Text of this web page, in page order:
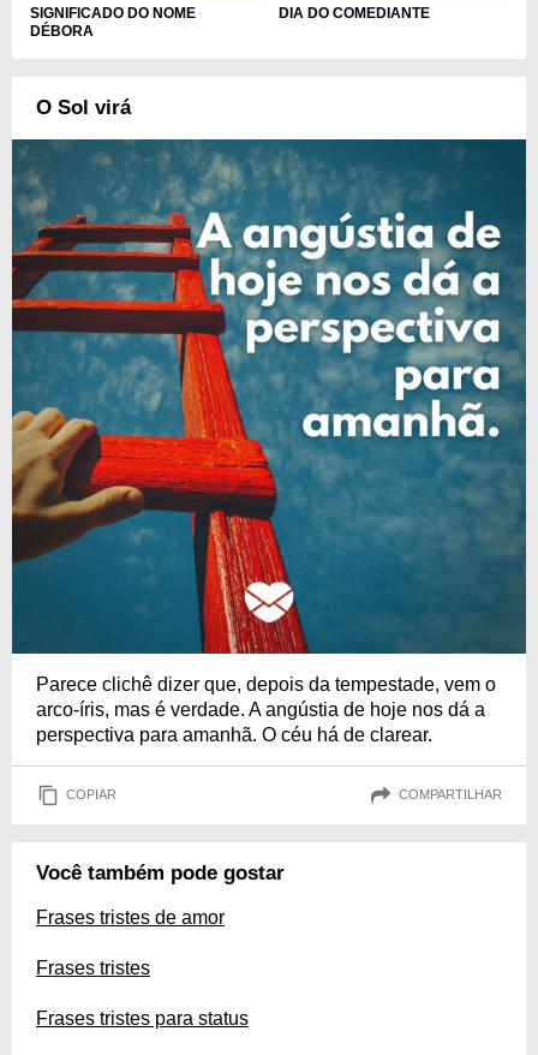
SIGNIFICADO DO NOME
DÉBORA
DIA DO COMEDIANTE
O Sol virá
Parece clichê dizer que, depois da tempestade, vem o
arco-íris, mas é verdade. A angústia de hoje nos dá a
perspectiva para amanhã. O céu há de clarear.
COPIAR COMPARTILHAR
Você também pode gostar
Frases tristes de amor
Frases tristes
Frases tristes para status